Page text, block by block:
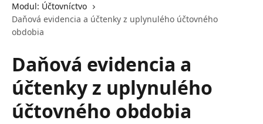
Modul: Účtovníctvo
Daňová evidencia a účtenky z uplynulého účtovného
obdobia
Daňová evidencia a
účtenky z uplynulého
účtovného obdobia